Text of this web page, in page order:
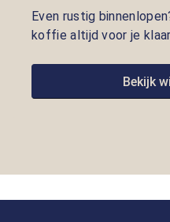
Even rustig
koffie altijd voor je
om je te helpen met
past. Persoonlijke
Bekijk